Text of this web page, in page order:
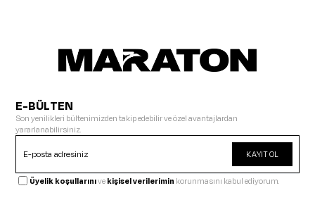
E-BÜLTEN
Son yenilikleri bültenimizden takip edebilir ve özel avantajlardan
yararlanabilirsiniz.
KAYIT OL
Üyelik koşullarınıvekişisel verilerimin korunmasını kabul ediyorum.